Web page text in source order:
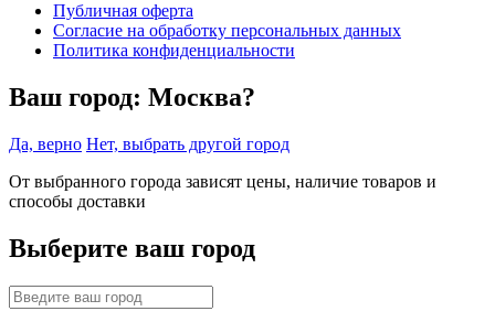
Публичная оферта
Согласие на обработку персональных данных
Политика конфиденциальности
Ваш город: Москва?
Да, верно Нет, выбрать другой город
От выбранного города зависят цены, наличие товаров и
способы доставки
Выберите ваш город